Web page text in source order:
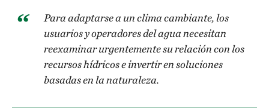
Para adaptarse a un clima cambiante, los
usuarios y operadores del agua necesitan
reexaminar urgentemente su relación con los
recursos hídricos e invertir en soluciones
basadas en la naturaleza.